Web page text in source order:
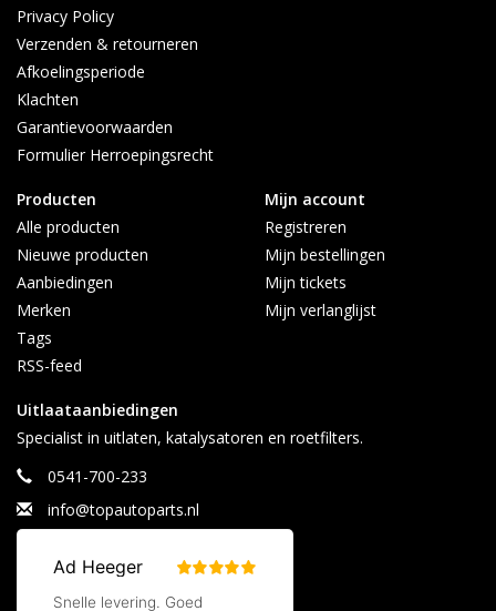
Privacy Policy
Verzenden & retourneren
Afkoelingsperiode
Klachten
Garantievoorwaarden
Formulier Herroepingsrecht
Producten
Alle producten
Nieuwe producten
Aanbiedingen
Merken
Tags
RSS-feed
Mijn account
Registreren
Mijn bestellingen
Mijn tickets
Mijn verlanglijst
Uitlaataanbiedingen
Specialist in uitlaten, katalysatoren en roetfilters.
0541-700-233
info@topautoparts.nl